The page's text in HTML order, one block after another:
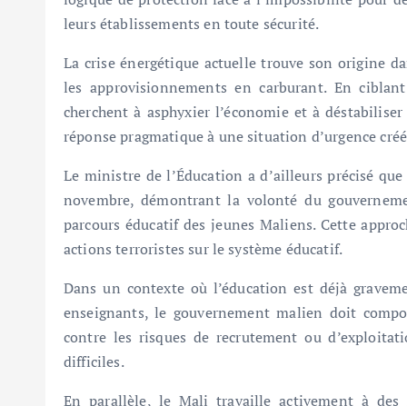
leurs établissements en toute sécurité.
La crise énergétique actuelle trouve son origine
les approvisionnements en carburant. En
cherchent à asphyxier l’économie et à
réponse pragmatique à une situation d’urgence
Le ministre de l’Éducation a d’ailleurs précisé
novembre, démontrant la volonté du
parcours éducatif des jeunes Maliens. Cette
actions terroristes sur le système éducatif.
Dans un contexte où l’éducation est déjà
enseignants, le gouvernement malien doit
contre les risques de recrutement ou
difficiles.
En parallèle, le Mali travaille activement à des